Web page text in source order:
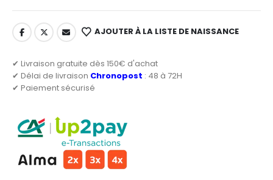
AJOUTER À LA LISTE DE NAISSANCE
✔ Livraison gratuite dès 150€ d'achat
✔ Délai de livraison Chronopost : 48 à 72H
✔ Paiement sécurisé